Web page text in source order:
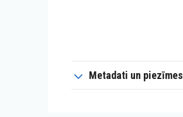
Metadati un piezīmes